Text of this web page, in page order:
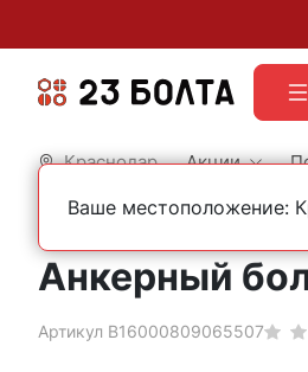
Краснодар Акции
Главная Строительный крепеж Анкеры
Анкерный
Артикул B16000809065507
Ваше местоположение: